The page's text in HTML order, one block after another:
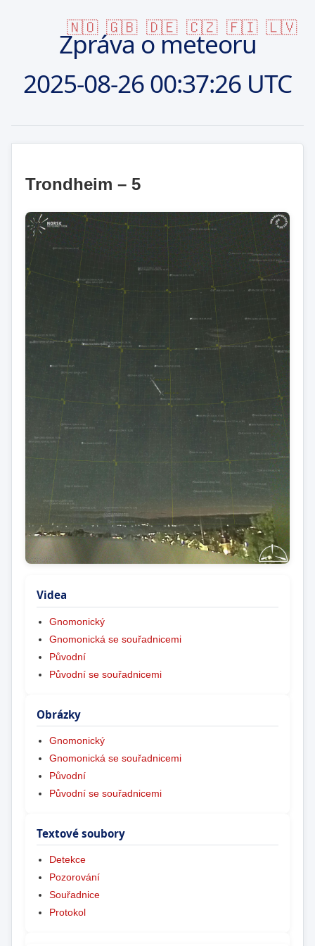
🇳🇴 🇬🇧 🇩🇪 🇨🇿 🇫🇮 🇱🇻
Zpráva o meteoru
2025-08-2600:37:26 UTC
Trondheim – 5
Videa
Gnomonický
Gnomonická se souřadnicemi
Původní
Původní se souřadnicemi
Obrázky
Gnomonický
Gnomonická se souřadnicemi
Původní
Původní se souřadnicemi
Textové soubory
Detekce
Pozorování
Souřadnice
Protokol